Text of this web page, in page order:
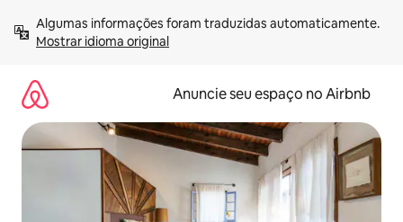
para
Mostrar idioma original
Anuncie seu espaço no Airbnb